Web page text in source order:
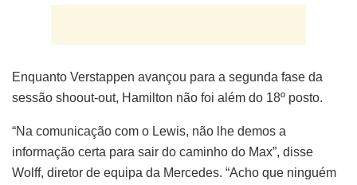
Enquanto Verstappen avançou para a segunda fase da
sessão shoout-out, Hamilton não foi além do 18º posto.
“Na comunicação com o Lewis, não lhe demos a
informação certa para sair do caminho do Max”, disse
Wolff, diretor de equipa da Mercedes. “Acho que ninguém